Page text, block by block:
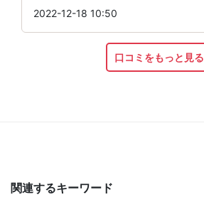
2022-12-18 10:50
口コミをもっと見る
関連するキーワード